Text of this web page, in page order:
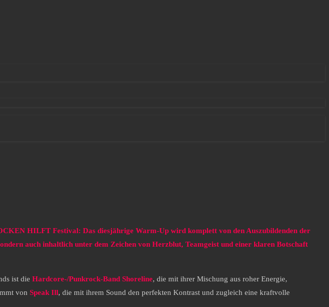
HILFT Festival: Das diesjährige Warm-Up wird komplett von den Auszubildenden der
auch inhaltlich unter dem Zeichen von Herzblut, Teamgeist und einer klaren Botschaft
ist die Hardcore-/Punkrock-Band Shoreline, die mit ihrer Mischung aus roher Energie,
von Speak Ill, die mit ihrem Sound den perfekten Kontrast und zugleich eine kraftvolle